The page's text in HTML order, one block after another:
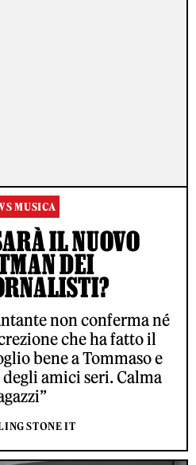
MUSICA
IL NUOVO
DEI
non conferma né
che ha fatto il
bene a Tommaso e
degli amici seri. Calma
STONE IT